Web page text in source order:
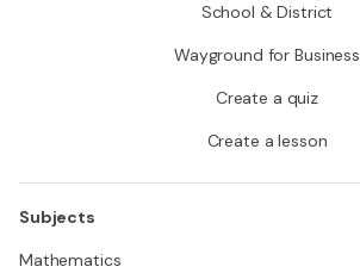
School & District
Wayground for Business
Create a quiz
Create a lesson
Subjects
Mathematics